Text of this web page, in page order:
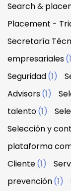
Search &
Placement -
Secretaría
empresariales
Seguridad(1)
Advisors(1)
talento(1)
Selección y
plataforma
Cliente(1)
prevención(1)